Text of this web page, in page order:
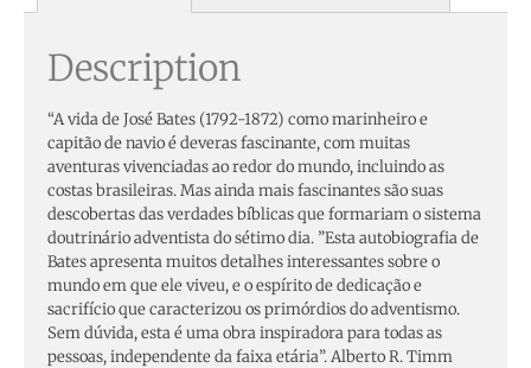
Description
“A vida de José Bates (1792-1872) como marinheiro e
capitão de navio é deveras fascinante, com muitas
aventuras vivenciadas ao redor do mundo, incluindo as
costas brasileiras. Mas ainda mais fascinantes são suas
descobertas das verdades bíblicas que formariam o sistema
doutrinário adventista do sétimo dia. ”Esta autobiografia de
Bates apresenta muitos detalhes interessantes sobre o
mundo em que ele viveu, e o espírito de dedicação e
sacrifício que caracterizou os primórdios do adventismo.
Sem dúvida, esta é uma obra inspiradora para todas as
pessoas, independente da faixa etária”. Alberto R. Timm